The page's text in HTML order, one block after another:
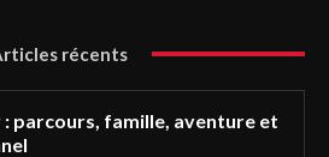
récents
parcours, famille, aventure et